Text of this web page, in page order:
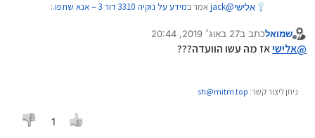
אלישי@
jack אמר במידע על נוקיה 3310 דור 3－אנא שתפו. :
dump של הטלפון יכול להיות נחמד או אפילו רשימת
נראה לי שקיים), כך שבינתיים זה תקוע בענין הקוד..
מנותק
שמואלכתב ב27 באוג׳ 2019, 20:44
נערך לאחרונה על ידי
@אלישיאז מה עשו הוועדה???
ניתן ליצור קשר: sh@mitm.top
1